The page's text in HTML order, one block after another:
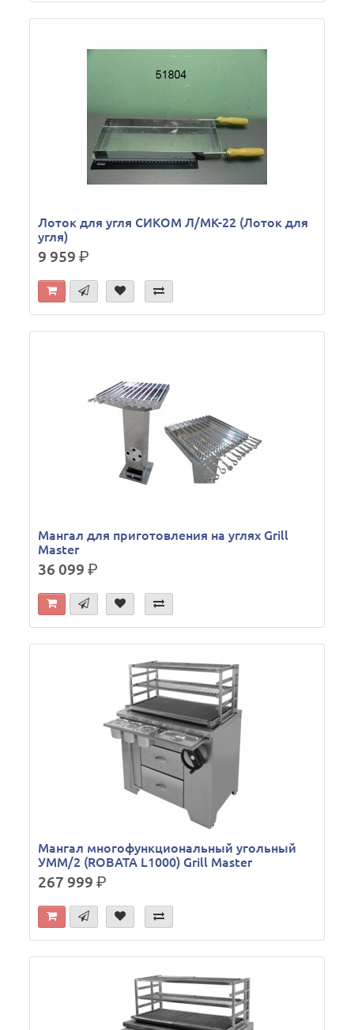
Лоток для угля СИКОМ Л/МК-22 (Лоток для
угля)
9 959р.
Мангал для приготовления на углях Grill
Master
36 099р.
Мангал многофункциональный угольный
УММ/2 (ROBATA L1000) Grill Master
267 999р.